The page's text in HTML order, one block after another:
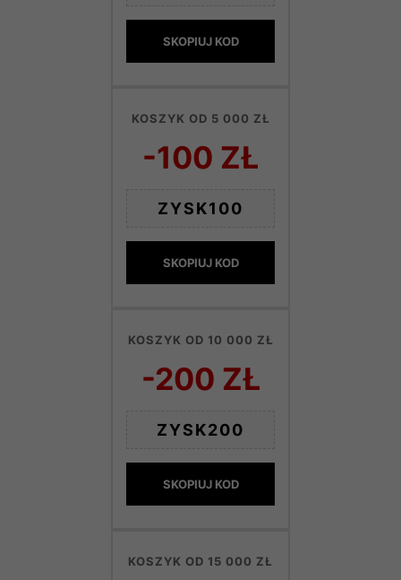
SKOPIUJ KOD
KOSZYK OD 5 000 ZŁ
-100 ZŁ
ZYSK100
SKOPIUJ KOD
KOSZYK OD 10 000 ZŁ
-200 ZŁ
ZYSK200
SKOPIUJ KOD
KOSZYK OD 15 000 ZŁ